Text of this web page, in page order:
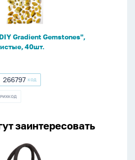
Gradient Gemstones",
40шт.
266797
266797 КОД
заинтересовать